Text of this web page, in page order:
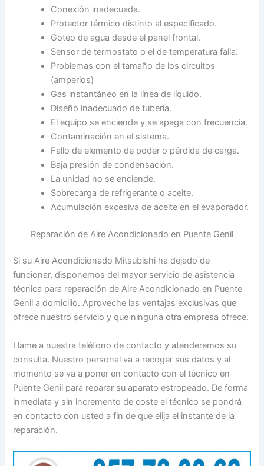
Conexión inadecuada.
Protector térmico distinto al especificado.
Goteo de agua desde el panel frontal.
Sensor de termostato o el de temperatura falla.
Problemas con el tamaño de los circuitos
(amperios)
Gas instantáneo en la línea de líquido.
Diseño inadecuado de tubería.
El equipo se enciende y se apaga con frecuencia.
Contaminación en el sistema.
Fallo de elemento de poder o pérdida de carga.
Baja presión de condensación.
La unidad no se enciende.
Sobrecarga de refrigerante o aceite.
Acumulación excesiva de aceite en el evaporador.
Reparación de Aire Acondicionado en Puente Genil
Si su Aire Acondicionado Mitsubishi ha dejado de
funcionar, disponemos del mayor servicio de asistencia
técnica para reparación de Aire Acondicionado en Puente
Genil a domicilio. Aproveche las ventajas exclusivas que
ofrece nuestro servicio y que ninguna otra empresa ofrece.
Llame a nuestra teléfono de contacto y atenderemos su
consulta. Nuestro personal va a recoger sus datos y al
momento se va a poner en contacto con el técnico en
Puente Genil para reparar su aparato estropeado. De forma
inmediata y sin incremento de coste el técnico se pondrá
en contacto con usted a fin de que elija el instante de la
reparación.